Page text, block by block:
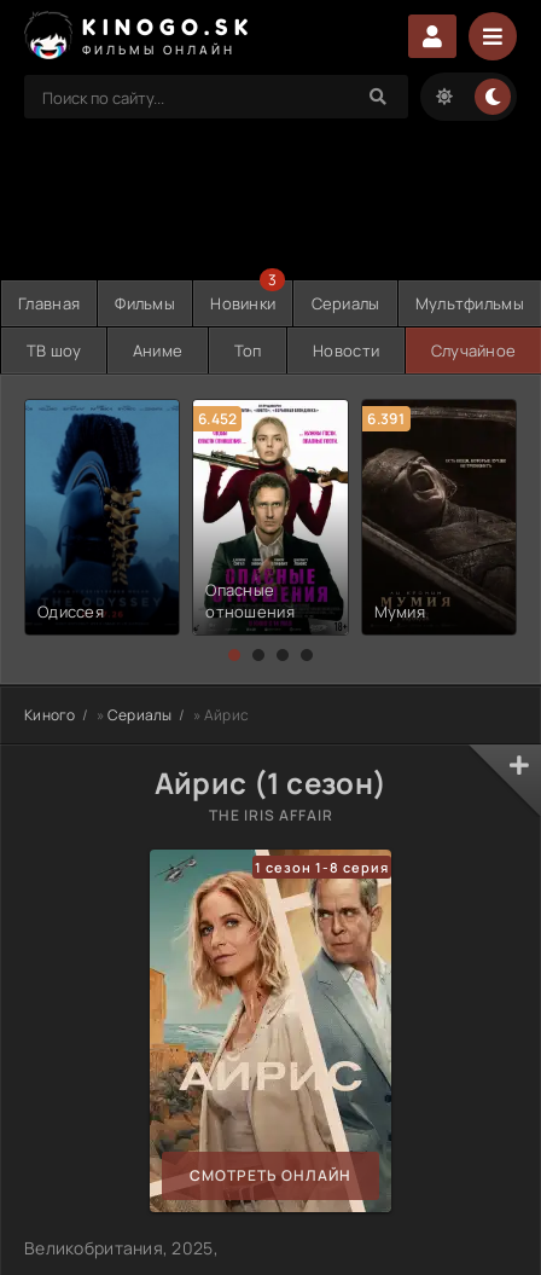
KINOGO.SK
ФИЛЬМЫ ОНЛАЙН
Главная Фильмы Новинки
3
Сериалы Мультфильмы
ТВ шоу Аниме Топ Новости Случайное
Одиссея
6.452
Опасные
отношения
6.391
Мумия
Киного » Сериалы » Айрис
Айрис (1 сезон)
THE IRIS AFFAIR
1 сезон 1-8 серия
СМОТРЕТЬ ОНЛАЙН
Великобритания, 2025,